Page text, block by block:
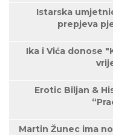
Istarska
prepjeva
Ika i Vića donose
Erotic Biljan &
Martin Žunec ima